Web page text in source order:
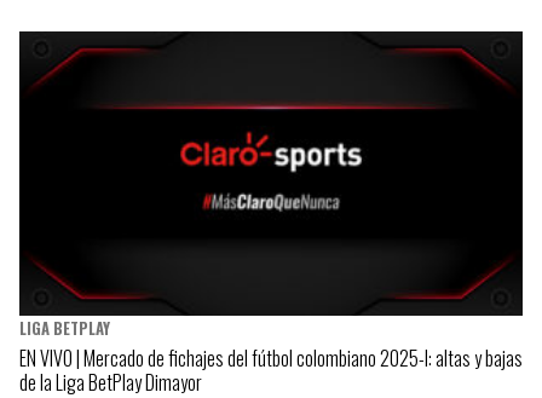
LIGA BETPLAY
EN VIVO | Mercado de fichajes del fútbol colombiano 2025-I: altas y bajas
de la Liga BetPlay Dimayor